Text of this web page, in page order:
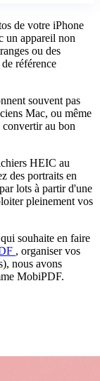
de votre iPhone
un appareil non
ou des
référence
souvent pas
Mac, ou même
convertir au bon
HEIC au
des portraits en
lots à partir d'une
pleinement vos
souhaite en faire
, organiser vos
nous avons
MobiPDF.